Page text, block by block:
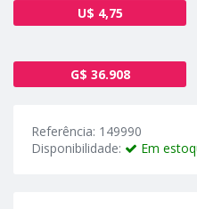
U$ 4,75
G$ 36.908
Referência: 149990
Disponibilidade:
Em